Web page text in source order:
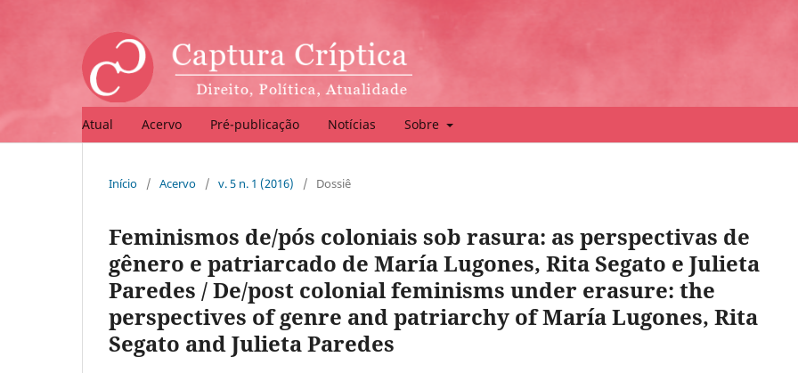
Atual Acervo Pré-publicação Notícias Sobre
Início / Acervo / v. 5 n. 1 (2016) / Dossiê
Feminismos de/pós coloniais sob rasura: as perspectivas de
gênero e patriarcado de María Lugones, Rita Segato e Julieta
Paredes / De/post colonial feminisms under erasure: the
perspectives of genre and patriarchy of María Lugones, Rita
Segato and Julieta Paredes